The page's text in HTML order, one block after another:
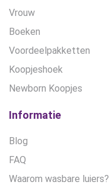
Vrouw
Boeken
Voordeelpakketten
Koopjeshoek
Newborn Koopjes
Informatie
Blog
FAQ
Waarom wasbare luiers?